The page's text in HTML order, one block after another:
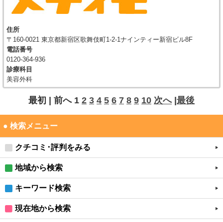
住所
〒160-0021 東京都新宿区歌舞伎町1-2-1ナインティー新宿ビル8F
電話番号
0120-364-936
診療科目
美容外科
最初 | 前へ 1 2 3 4 5 6 7 8 9 10 次へ| 最後
● 検索メニュー
クチコミ･評判をみる
地域から検索
キーワード検索
現在地から検索